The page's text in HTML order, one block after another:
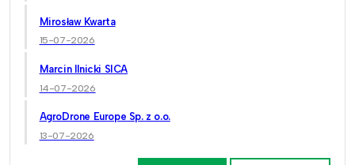
Mirosław Kwarta
15-07-2026
Marcin Ilnicki SICA
14-07-2026
AgroDrone Europe Sp. z o.o.
13-07-2026